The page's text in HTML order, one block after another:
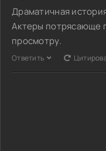
Драматичная
Актеры потрясающе
просмотру.
Ответить